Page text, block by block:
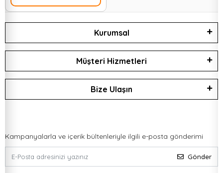
Kurumsal
Müşteri Hizmetleri
Bize Ulaşın
Kampanyalarla ve içerik bültenleriyle ilgili e-posta gönderimi
Gönder